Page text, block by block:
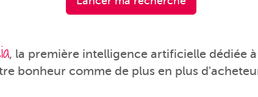
, la première intelligence artificielle dédiée
bonheur comme de plus en plus